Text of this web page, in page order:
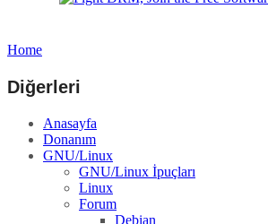
Home
Diğerleri
Anasayfa
Donanım
GNU/Linux
GNU/Linux İpuçları
Linux
Forum
Debian